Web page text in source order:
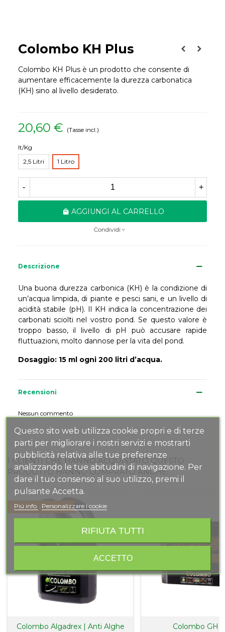
Colombo KH Plus
Colombo KH Plus è un prodotto che consente di
aumentare efficacemente la durezza carbonatica
(KH) sino al livello desiderato.
20,60 € (Tasse incl.)
lt/Kg
2,5 Litri
1 Litro
- +
AGGIUNGI AL CARRELLO
Condividi
Descrizione
Una buona durezza carbonica (KH) è la condizione di
un’acqua limpida, di piante e pesci sani, e un livello di
acidità stabile (pH). Il KH indica la concentrazione dei
carbonati sciolti nel vostro pond. Se questo valore è
troppo basso, il livello di pH può accusare rapide
fluttuazioni, molto dannose per la vita del pond.
Dosaggio: 15 ml ogni 200 litri d’acqua.
Recensioni
Nessun commento
I CLIENTI CHE HANNO ACQUISTATO QUESTO
PRODOTTO HANNO COMPRATO ANCHE:
Offerta Speciale-10%
Colombo Algadrex | Anti Alghe
Colombo GH
Questo sito web utilizza cookie propri e di terze
parti per migliorare i nostri servizi e mostrarti
pubblicità relativa alle tue preferenze
analizzando le tue abitudini di navigazione. Per
dare il tuo consenso al suo utilizzo, premi il
pulsante Accetta.
Piú info Personalizzare i cookie
RIFIUTA TUTTI
ACCETTO